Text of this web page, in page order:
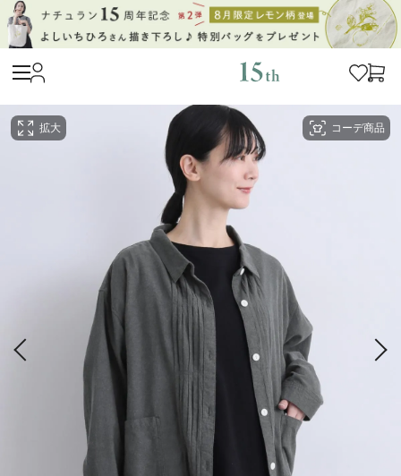
コーデ商品
拡大